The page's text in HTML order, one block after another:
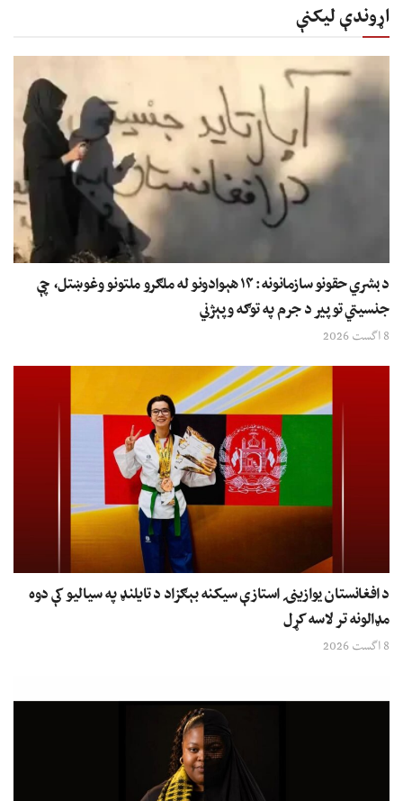
اړوندې لیکنې
د بشري حقونو سازمانونه: ۱۴ هېوادونو له ملګرو ملتونو وغوښتل، چې
جنسیتي توپير د جرم په توګه وپېژني
8 اگست 2026
د افغانستان یوازینۍ استازې سیکنه بېګزاد د تایلنډ په سیالیو کې دوه
مډالونه تر لاسه کړل
8 اگست 2026